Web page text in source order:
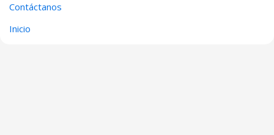
Contáctanos
Inicio